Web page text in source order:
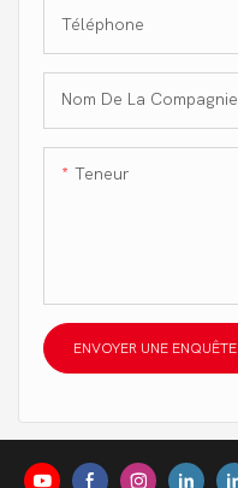
Téléphone
Nom De La Compagnie
Teneur
ENVOYER UNE